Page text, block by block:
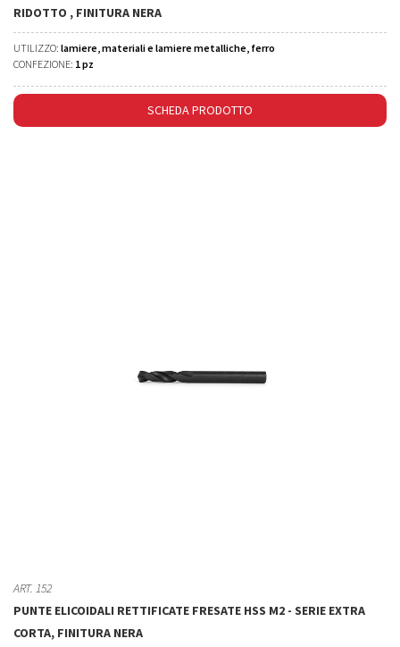
RIDOTTO , FINITURA NERA
UTILIZZO: lamiere, materiali e lamiere metalliche, ferro
CONFEZIONE: 1 pz
SCHEDA PRODOTTO
ART. 152
PUNTE ELICOIDALI RETTIFICATE FRESATE HSS M2 - SERIE EXTRA
CORTA, FINITURA NERA